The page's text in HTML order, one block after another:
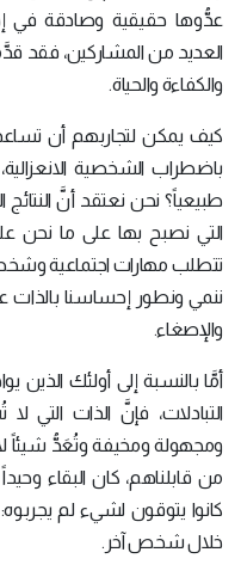
عدُّوها حقيقية وصادقة في
العديد من المشاركين، فقد
والكفاءة والحياة.
كيف يمكن لتجاربهم أن
باضطراب الشخصية
طبيعياً؟ نحن نعتقد أنَّ
التي نصبح بها على ما نحن
تتطلب مهارات اجتماعية
ننمي ونطور إحساسنا بالذات
والإصغاء.
أمَّا بالنسبة إلى أولئك
التبادلات، فإنَّ الذات
ومجهولة ومخيفة وتُعَدُّ شيئاً
من قابلناهم، كان البقاء
كانوا يتوقون لشيء لم
خلال شخص آخر.